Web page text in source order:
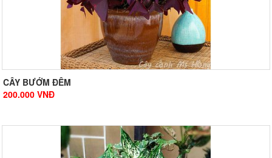
CÂY BƯỚM ĐÊM
200.000 VNĐ